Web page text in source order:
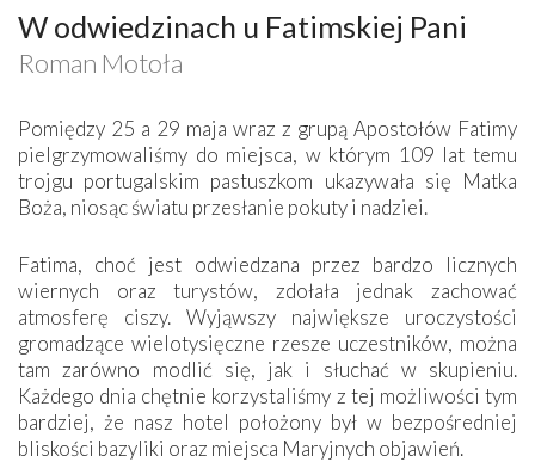
W odwiedzinach u Fatimskiej Pani
Roman Motoła
Pomiędzy 25 a 29 maja wraz z grupą Apostołów Fatimy
pielgrzymowaliśmy do miejsca, w którym 109 lat temu
trojgu portugalskim pastuszkom ukazywała się Matka
Boża, niosąc światu przesłanie pokuty i nadziei.
Fatima, choć jest odwiedzana przez bardzo licznych
wiernych oraz turystów, zdołała jednak zachować
atmosferę ciszy. Wyjąwszy największe uroczystości
gromadzące wielotysięczne rzesze uczestników, można
tam zarówno modlić się, jak i słuchać w skupieniu.
Każdego dnia chętnie korzystaliśmy z tej możliwości tym
bardziej, że nasz hotel położony był w bezpośredniej
bliskości bazyliki oraz miejsca Maryjnych objawień.